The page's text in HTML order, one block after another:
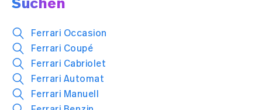
Ferrari Occasion
Ferrari Coupé
Ferrari Cabriolet
Ferrari Automat
Ferrari Manuell